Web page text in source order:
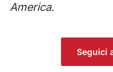
America.
Seguici